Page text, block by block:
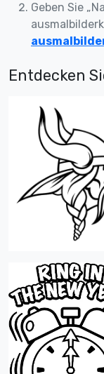
Geben Sie
Entdecken